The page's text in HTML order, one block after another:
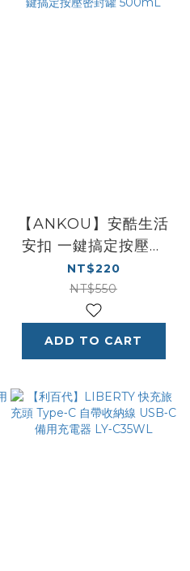
【ANKOU】安酷生活
安扣 一鍵搞定按壓密
封罐 500mL
NT$220
NT$550
ADD TO CART